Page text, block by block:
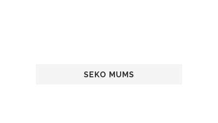
SEKO MUMS